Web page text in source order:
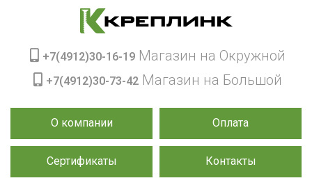
О компании Оплата
Сертификаты Контакты
+7(4912)30-16-19 Магазин на Окружной
+7(4912)30-73-42 Магазин на Большой